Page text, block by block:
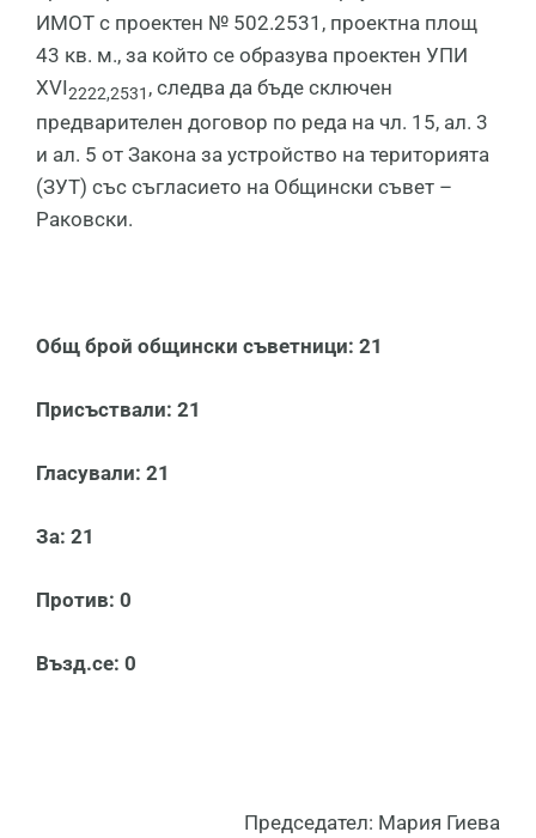
ИМОТ с проектен № 502.2531, проектна площ
43 кв. м., за който се образува проектен УПИ
XVI2222,2531 , следва да бъде сключен
предварителен договор по реда на чл. 15, ал. 3
и ал. 5 от Закона за устройство на територията
(ЗУТ) със съгласието на Общински съвет –
Раковски.
Общ брой общински съветници: 21
Присъствали: 21
Гласували: 21
За: 21
Против: 0
Възд.се: 0
Председател: Мария Гиева